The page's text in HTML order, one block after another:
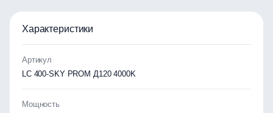
Характеристики
Артикул
LC 400-SKY PROM Д120 4000K
Мощность